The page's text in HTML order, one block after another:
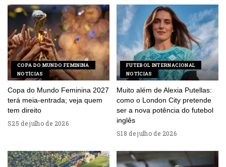
COPA DO MUNDO FEMININA
NOTÍCIAS
Copa do Mundo Feminina 2027
terá meia-entrada; veja quem
tem direito
25 de julho de 2026
FUTEBOL INTERNACIONAL
NOTÍCIAS
Muito além de Alexia Putellas:
como o London City pretende
ser a nova potência do futebol
inglês
18 de julho de 2026